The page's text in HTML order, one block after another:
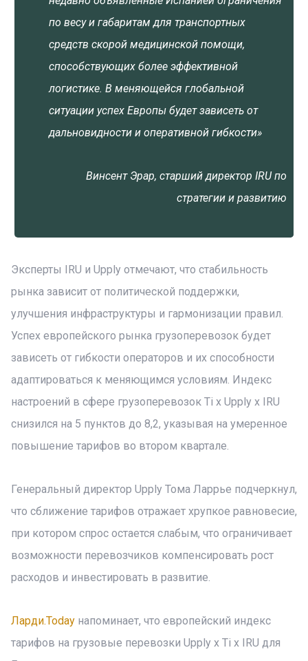
по весу и габаритам для транспортных
средств скорой медицинской помощи,
способствующих более эффективной
логистике. В меняющейся глобальной
ситуации успех Европы будет зависеть от
дальновидности и оперативной гибкости»
Винсент Эрар, старший директор IRU по
стратегии и развитию
Эксперты IRU и Upply отмечают, что стабильность
рынка зависит от политической поддержки,
улучшения инфраструктуры и гармонизации правил.
Успех европейского рынка грузоперевозок будет
зависеть от гибкости операторов и их способности
адаптироваться к меняющимся условиям. Индекс
настроений в сфере грузоперевозок Ti x Upply x IRU
снизился на 5 пунктов до 8,2, указывая на умеренное
повышение тарифов во втором квартале.
Генеральный директор Upply Тома Ларрье подчеркнул,
что сближение тарифов отражает хрупкое равновесие,
при котором спрос остается слабым, что ограничивает
возможности перевозчиков компенсировать рост
расходов и инвестировать в развитие.
Ларди.Today напоминает, что европейский индекс
тарифов на грузовые перевозки Upply x Ti x IRU для